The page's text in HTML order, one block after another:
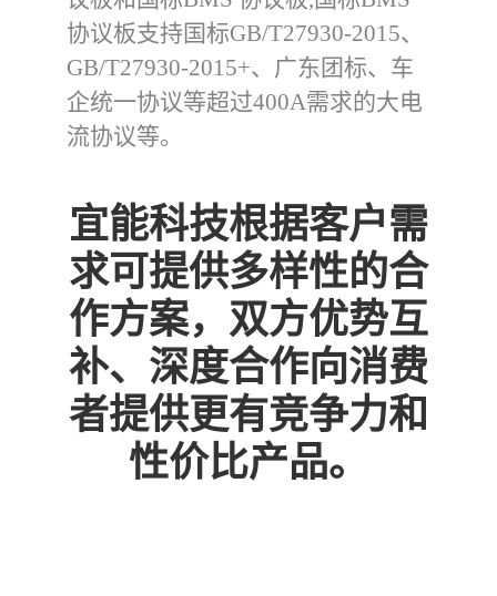
协议板支持国标GB/T27930-2015、
GB/T27930-2015+、广东团标、车
企统一协议等超过400A需求的大电
流协议等。
宜能科技根据客户需
求可提供多样性的合
作方案，双方优势互
补、深度合作向消费
者提供更有竞争力和
性价比产品。